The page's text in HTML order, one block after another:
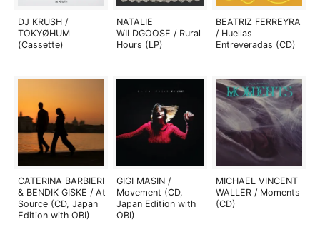
DJ KRUSH /
TOKYØHUM
(Cassette)
NATALIE
WILDGOOSE / Rural
Hours (LP)
BEATRIZ FERREYRA
/ Huellas
Entreveradas (CD)
CATERINA BARBIERI
& BENDIK GISKE / At
Source (CD, Japan
Edition with OBI)
GIGI MASIN /
Movement (CD,
Japan Edition with
OBI)
MICHAEL VINCENT
WALLER / Moments
(CD)